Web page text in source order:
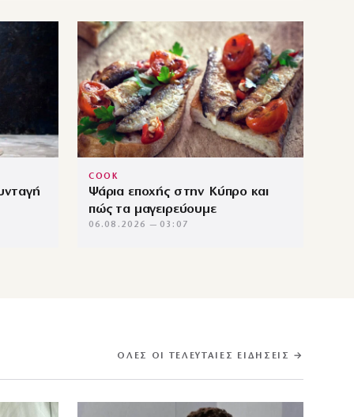
COOK
Ψάρια εποχής στην Κύπρο και
πώς τα μαγειρεύουμε
06.08.2026 — 03:07
ΌΛΕΣ ΟΙ ΤΕΛΕΥΤΑΊΕΣ ΕΙΔΉΣΕΙΣ →